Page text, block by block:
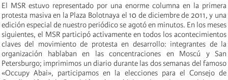
El MSR estuvo representado por una enorme columna en la primera
protesta masiva en la Plaza Bolotnaya el 10 de diciembre de 2011, y una
edición especial de nuestro periódico se agotó en minutos. En los meses
siguientes, el MSR participó activamente en todos los acontecimientos
claves del movimiento de protesta en desarrollo: integrantes de la
organización hablaban en las concentraciones en Moscú y San
Petersburgo; imprimimos un diario durante las dos semanas del famoso
«Occupy Abai», participamos en la elecciones para el Consejo de